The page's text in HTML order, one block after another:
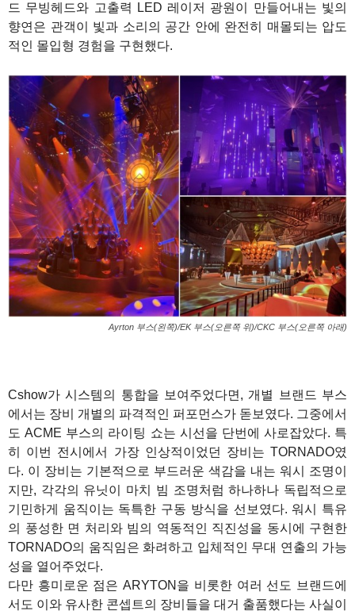
드 무빙헤드와 고출력 LED 레이저 광원이 만들어내는 빛의
향연은 관객이 빛과 소리의 공간 안에 완전히 매몰되는 압도
적인 몰입형 경험을 구현했다.
Ayrton 부스(왼쪽)/EK 부스(오른쪽 위)/CKC 부스(오른쪽 아래)
Cshow가 시스템의 통합을 보여주었다면, 개별 브랜드 부스
에서는 장비 개별의 파격적인 퍼포먼스가 돋보였다. 그중에서
도 ACME 부스의 라이팅 쇼는 시선을 단번에 사로잡았다. 특
히 이번 전시에서 가장 인상적이었던 장비는 TORNADO였
다. 이 장비는 기본적으로 부드러운 색감을 내는 워시 조명이
지만, 각각의 유닛이 마치 빔 조명처럼 하나하나 독립적으로
기민하게 움직이는 독특한 구동 방식을 선보였다. 워시 특유
의 풍성한 면 처리와 빔의 역동적인 직진성을 동시에 구현한
TORNADO의 움직임은 화려하고 입체적인 무대 연출의 가능
성을 열어주었다.
다만 흥미로운 점은 ARYTON을 비롯한 여러 선도 브랜드에
서도 이와 유사한 콘셉트의 장비들을 대거 출품했다는 사실이